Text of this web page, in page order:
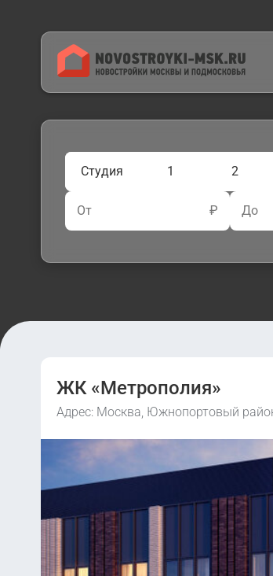
Студия 1 2
От ₽ До
ЖК «Метрополия»
Адрес: Москва, Южнопортовый